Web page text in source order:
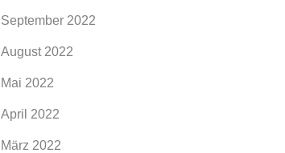
September 2022
August 2022
Mai 2022
April 2022
März 2022